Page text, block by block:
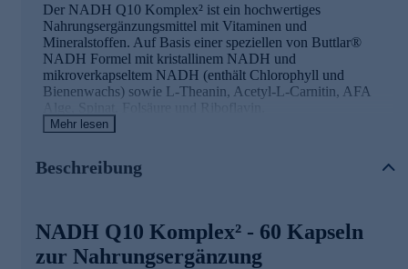
Der NADH Q10 Komplex² ist ein hochwertiges
Nahrungsergänzungsmittel mit Vitaminen und
Mineralstoffen. Auf Basis einer speziellen von Buttlar®
NADH Formel mit kristallinem NADH und
mikroverkapseltem NADH (enthält Chlorophyll und
Bienenwachs) sowie L-Theanin, Acetyl-L-Carnitin, AFA
Alge, Spinat, Folsäure und Riboflavin.
Niacin und Thiamin.
Eisen, Folsäure, Niacin, Riboflavin, Vitamin C und
Vitamin B12 tragen zur Verringerung von Müdigkeit und
Mehr lesen
Beschreibung
NADH Q10 Komplex² - 60 Kapseln
zur Nahrungsergänzung